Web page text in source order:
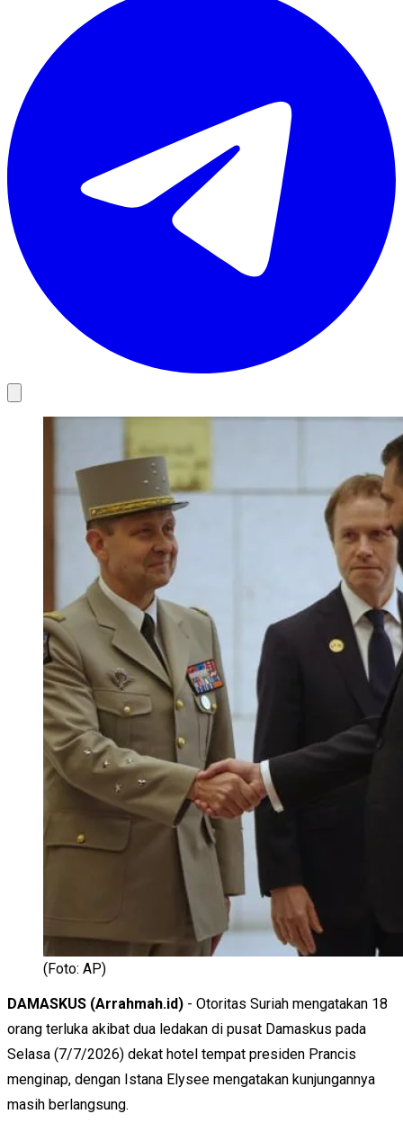
(Foto: AP)
DAMASKUS (Arrahmah.id) - Otoritas Suriah mengatakan 18
orang terluka akibat dua ledakan di pusat Damaskus pada
Selasa (7/7/2026) dekat hotel tempat presiden Prancis
menginap, dengan Istana Elysee mengatakan kunjungannya
masih berlangsung.